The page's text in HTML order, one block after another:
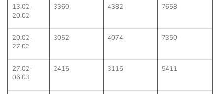
13.02-
20.02
3360 4382 7658
20.02-
27.02
3052 4074 7350
27.02-
06.03
2415 3115 5411